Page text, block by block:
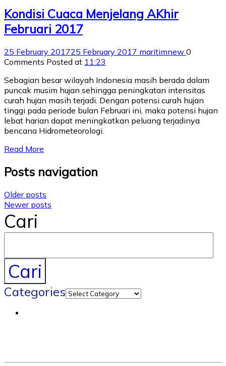
Kondisi Cuaca Menjelang AKhir
Februari 2017
25 February 201725 February 2017 maritimnew 0
Comments Posted at 11:23
Sebagian besar wilayah Indonesia masih berada dalam
puncak musim hujan sehingga peningkatan intensitas
curah hujan masih terjadi. Dengan potensi curah hujan
tinggi pada periode bulan Februari ini, maka potensi hujan
lebat harian dapat meningkatkan peluang terjadinya
bencana Hidrometeorologi.
Read More
Posts navigation
Older posts
Newer posts
Cari
Cari
Categories